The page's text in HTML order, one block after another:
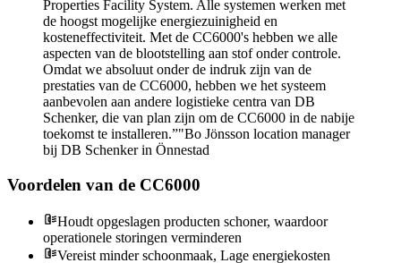
Properties Facility System. Alle systemen werken met
de hoogst mogelijke energiezuinigheid en
kosteneffectiviteit. Met de CC6000's hebben we alle
aspecten van de blootstelling aan stof onder controle.
Omdat we absoluut onder de indruk zijn van de
prestaties van de CC6000, hebben we het systeem
aanbevolen aan andere logistieke centra van DB
Schenker, die van plan zijn om de CC6000 in de nabije
toekomst te installeren.” Bo Jönsson location manager
bij DB Schenker in Önnestad
Voordelen van de CC6000
Houdt opgeslagen producten schoner, waardoor
operationele storingen verminderen
Vereist minder schoonmaak, Lage energiekosten